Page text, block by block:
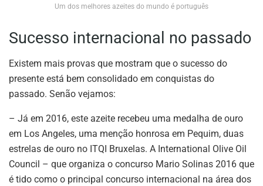
Um dos melhores azeites do mundo é português
Sucesso internacional no passado
Existem mais provas que mostram que o sucesso do
presente está bem consolidado em conquistas do
passado. Senão vejamos:
– Já em 2016, este azeite recebeu uma medalha de ouro
em Los Angeles, uma menção honrosa em Pequim, duas
estrelas de ouro no ITQI Bruxelas. A International Olive Oil
Council – que organiza o concurso Mario Solinas 2016 que
é tido como o principal concurso internacional na área dos